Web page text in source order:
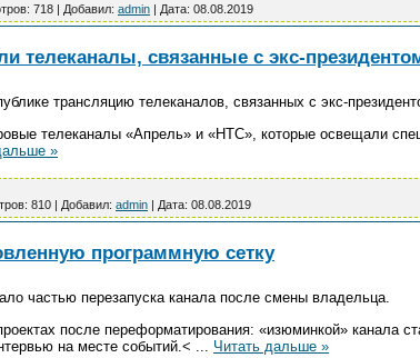
718 | Добавил: admin | Дата: 08.08.2019
телеканалы, связанные с экс-
трансляцию телеканалов, связанных с экс-
телеканалы «Апрель» и «НТС», которые освещали
»
810 | Добавил: admin | Дата: 08.08.2019
программную сетку
частью перезапуска канала после смены владельца.
после переформатирования: «изюминкой» канала
на месте событий.< ... Читать дальше »